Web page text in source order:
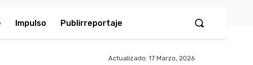
Impulso Publirreportaje
Actualizado: 17 Marzo, 2026